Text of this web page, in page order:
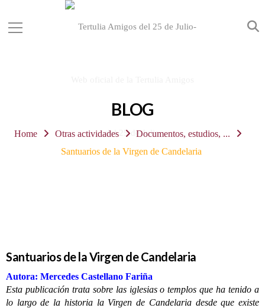
BLOG
Home Otras actividades
Documentos, estudios, ...
Santuarios de la Virgen de Candelaria
Santuarios de la Virgen de Candelaria
Autora: Mercedes Castellano Fariña
Esta publicación trata sobre las iglesias o templos que ha tenido a
lo largo de la historia la Virgen de Candelaria desde que existe